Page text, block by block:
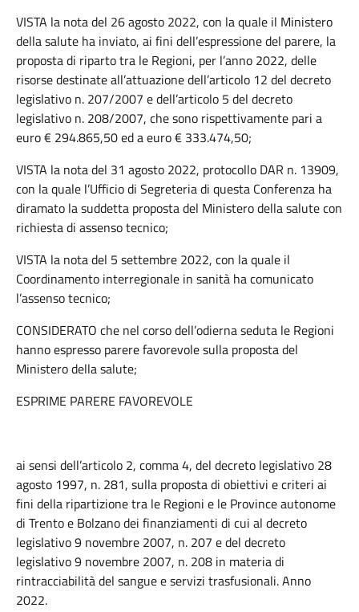
VISTA la nota del 26 agosto 2022, con la quale il Ministero
della salute ha inviato, ai fini dell’espressione del parere, la
proposta di riparto tra le Regioni, per l’anno 2022, delle
risorse destinate all’attuazione dell’articolo 12 del decreto
legislativo n. 207/2007 e dell’articolo 5 del decreto
legislativo n. 208/2007, che sono rispettivamente pari a
euro € 294.865,50 ed a euro € 333.474,50;
VISTA la nota del 31 agosto 2022, protocollo DAR n. 13909,
con la quale l’Ufficio di Segreteria di questa Conferenza ha
diramato la suddetta proposta del Ministero della salute con
richiesta di assenso tecnico;
VISTA la nota del 5 settembre 2022, con la quale il
Coordinamento interregionale in sanità ha comunicato
l’assenso tecnico;
CONSIDERATO che nel corso dell’odierna seduta le Regioni
hanno espresso parere favorevole sulla proposta del
Ministero della salute;
ESPRIME PARERE FAVOREVOLE
ai sensi dell’articolo 2, comma 4, del decreto legislativo 28
agosto 1997, n. 281, sulla proposta di obiettivi e criteri ai
fini della ripartizione tra le Regioni e le Province autonome
di Trento e Bolzano dei finanziamenti di cui al decreto
legislativo 9 novembre 2007, n. 207 e del decreto
legislativo 9 novembre 2007, n. 208 in materia di
rintracciabilità del sangue e servizi trasfusionali. Anno
2022.